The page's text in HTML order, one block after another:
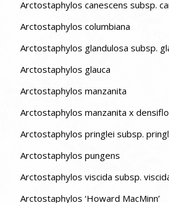
Arctostaphylos canescens subsp.
Arctostaphylos columbiana
Arctostaphylos glandulosa subsp.
Arctostaphylos glauca
Arctostaphylos manzanita
Arctostaphylos manzanita x
Arctostaphylos pringlei subsp.
Arctostaphylos pungens
Arctostaphylos viscida subsp.
Arctostaphylos ‘Howard MacMinn’